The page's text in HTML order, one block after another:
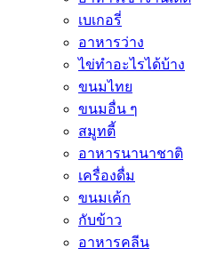
เบเกอรี่
อาหารว่าง
ไข่ทำอะไรได้บ้าง
ขนมไทย
ขนมอื่น ๆ
สมูทตี้
อาหารนานาชาติ
เครื่องดื่ม
ขนมเค้ก
กับข้าว
อาหารคลีน